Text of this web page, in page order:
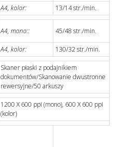
A4, kolor: 13/14 str./min.
A4, mono:: 45/48 str./min.
A4, kolor: 130/32 str./min.
Skaner płaski z podajnikiem
dokumentów/Skanowanie dwustronne
rewersyjne/50 arkuszy
1200 X 600 ppi (mono), 600 X 600 ppi
(kolor)